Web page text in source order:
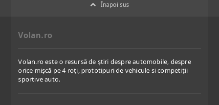
Înapoi sus
Volan.ro
Volan.ro este o resursă de știri despre automobile, despre
orice mișcă pe 4 roți, prototipuri de vehicule si competiții
sportive auto.